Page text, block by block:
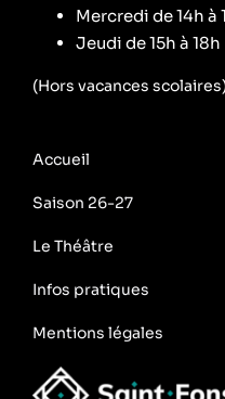
Mercredi de 14h à
Jeudi de 15h à 18h
(Hors vacances
Accueil
Saison 26-27
Le Théâtre
Infos pratiques
Mentions légales